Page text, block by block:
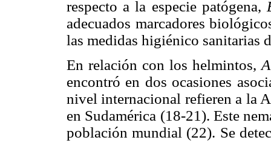
respecto a la especie patógena,
adecuados marcadores
las medidas higiénico sanitarias
En relación con los helmintos,
encontró en dos ocasiones
nivel internacional refieren a la
en Sudamérica (18-21). Este
población mundial (22). Se